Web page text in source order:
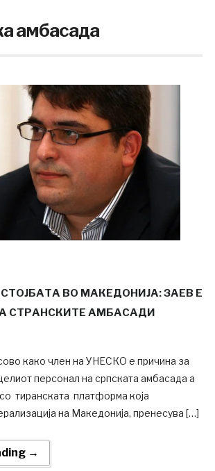
амбасада
ВО МАКЕДОНИЈА: ЗАЕВ Е
СТРАНСКИТЕ АМБАСАДИ
како член на УНЕСКО е причина за
персонал на српската амбасада а
тиранската платформа која
на Македонија, пренесува […]
→